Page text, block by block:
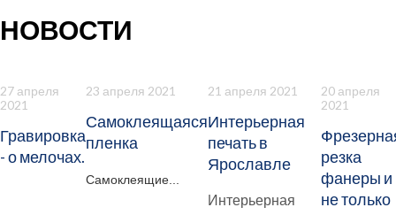
НОВОСТИ
27 апреля
2021
Гравировка
- о мелочах.
23 апреля 2021
Самоклеящаяся
пленка
Самоклеящие...
21 апреля 2021
Интерьерная
печать в
Ярославле
Интерьерная
20 апреля
2021
резка
фанеры и
не только